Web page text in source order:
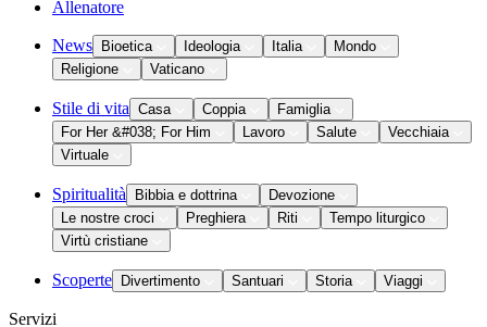
Allenatore
News Bioetica Ideologia Italia
Mondo
Religione
Vaticano
Stile di vita Casa Coppia
Famiglia
For Her &#038; For Him
Lavoro Salute
Vecchiaia
Virtuale
Spiritualità Bibbia e dottrina
Devozione
Le nostre croci
Preghiera Riti
Tempo liturgico
Virtù cristiane
Scoperte Divertimento Santuari Storia Viaggi
Servizi